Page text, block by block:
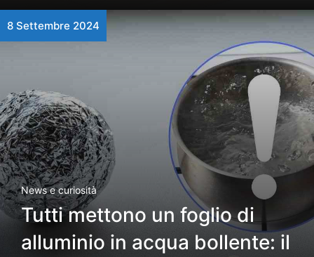
8 Settembre 2024
News e curiosità
Tutti mettono un foglio di
alluminio in acqua bollente: il